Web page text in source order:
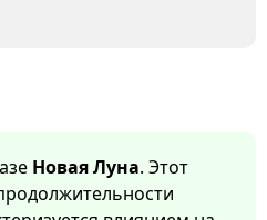
Новая Луна. Этот